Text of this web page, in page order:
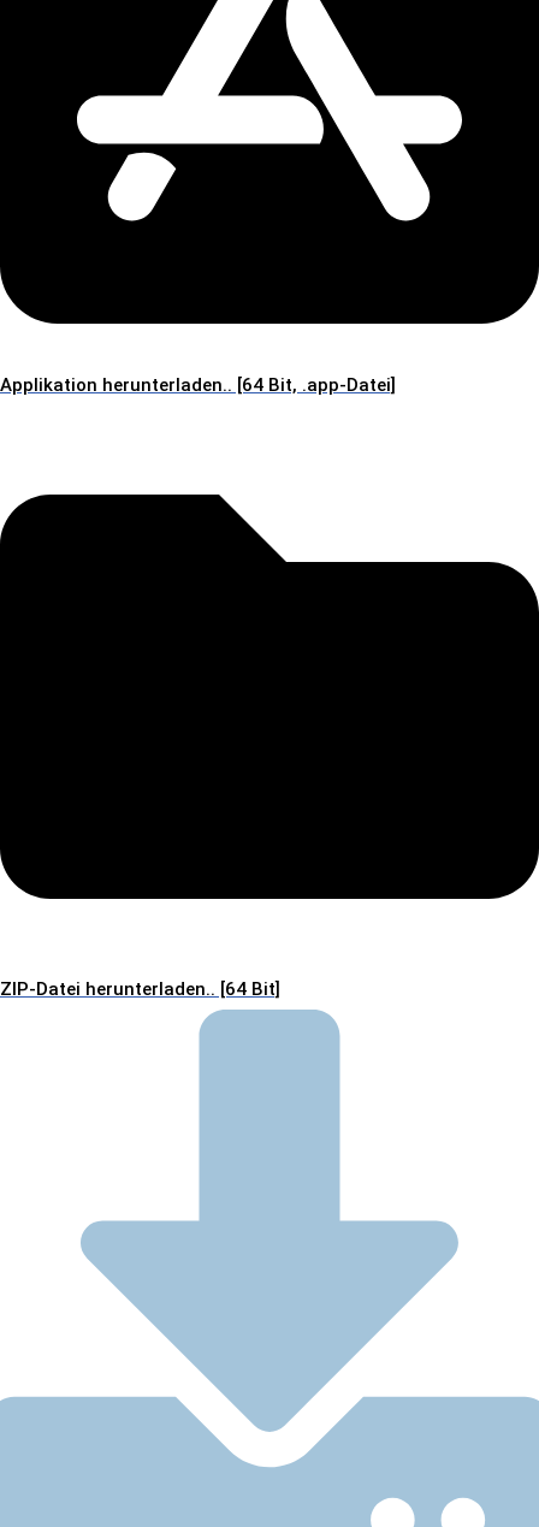
Applikation herunterladen.. [64 Bit, .app-Datei]
ZIP-Datei herunterladen.. [64 Bit]